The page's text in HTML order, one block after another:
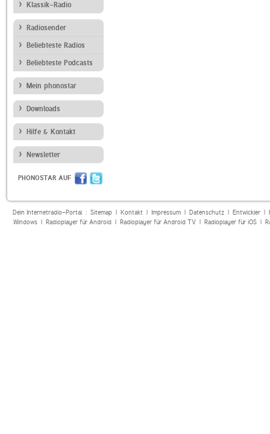
Klassik-Radio
Radiosender
Beliebteste Radios
Beliebteste Podcasts
Mein phonostar
Downloads
Hilfe & Kontakt
Newsletter
PHONOSTAR AUF
Dein Internetradio-Portal : Sitemap| Kontakt| Impressum| Datenschutz| Entwickler|
Windows| Radioplayer für Android| Radioplayer für Android TV| Radioplayer für iOS|